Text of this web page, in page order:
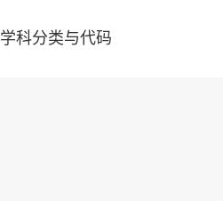
学科分类与代码